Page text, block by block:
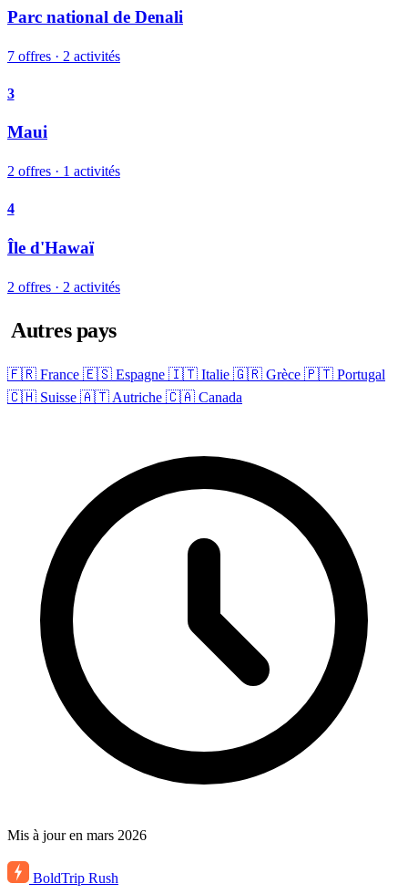
Parc national de Denali
7 offres · 2 activités
3
Maui
2 offres · 1 activités
4
Île d'Hawaï
2 offres · 2 activités
Autres pays
🇫🇷 France 🇪🇸 Espagne 🇮🇹 Italie 🇬🇷 Grèce 🇵🇹 Portugal
🇨🇭 Suisse 🇦🇹 Autriche 🇨🇦 Canada
Mis à jour en mars 2026
BoldTrip Rush